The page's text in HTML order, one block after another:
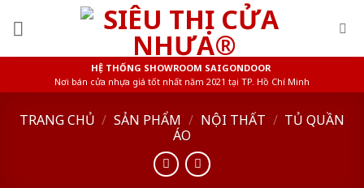
HỆ THỐNG SHOWROOM SAIGONDOOR
Nơi bán cửa nhựa giá tốt nhất năm 2021 tại TP. Hồ Chí Minh
TRANG CHỦ / SẢN PHẨM / NỘI THẤT / TỦ QUẦN
ÁO